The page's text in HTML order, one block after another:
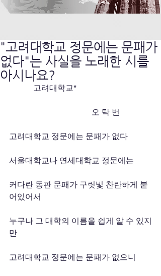
"고려대학교 정문에는 문패가
없다"는 사실을 노래한 시를
아시나요?
            고려대학교*
                                         오 탁 번
고려대학교 정문에는 문패가 없다
서울대학교나 연세대학교 정문에는
커다란 동판 문패가 구릿빛 찬란하게 붙
어있어서
누구나 그 대학의 이름을 쉽게 알 수 있지
만
고려대학교 정문에는 문패가 없으니